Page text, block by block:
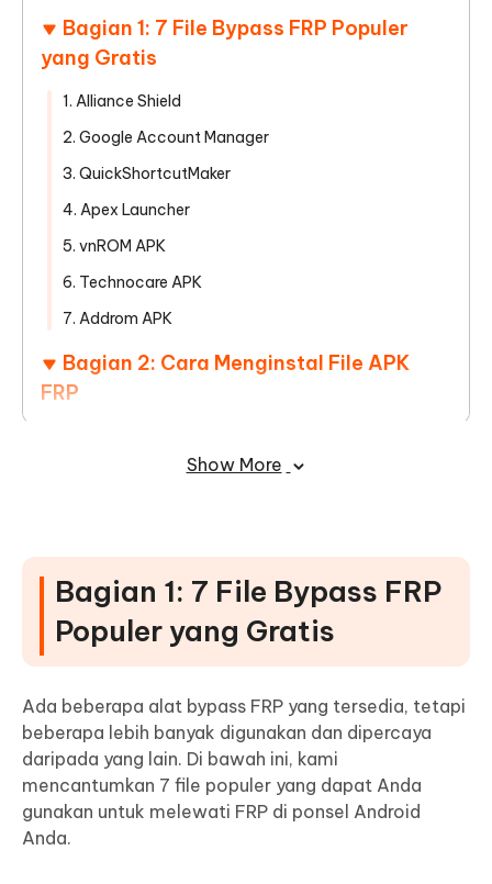
Bagian 1: 7 File Bypass FRP Populer
yang Gratis
1. Alliance Shield
2. Google Account Manager
3. QuickShortcutMaker
4. Apex Launcher
5. vnROM APK
6. Technocare APK
7. Addrom APK
Bagian 2: Cara Menginstal File APK
FRP
Terbaik - Download Aman, Mudah,
Show More
Bagian 1: 7 File Bypass FRP
Populer yang Gratis
Ada beberapa alat bypass FRP yang tersedia, tetapi
beberapa lebih banyak digunakan dan dipercaya
daripada yang lain. Di bawah ini, kami
mencantumkan 7 file populer yang dapat Anda
gunakan untuk melewati FRP di ponsel Android
Anda.